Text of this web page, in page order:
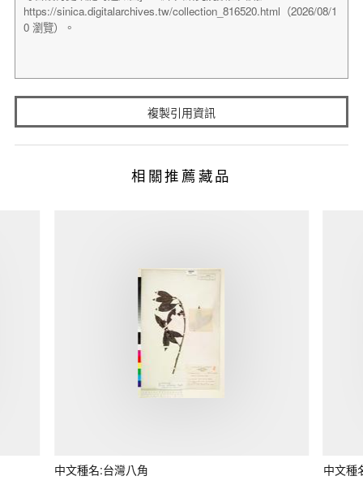
複製引用資訊
相關推薦藏品
中文種名:台灣八角 中文種